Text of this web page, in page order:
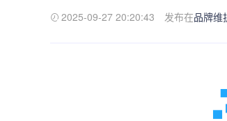
2025-09-27 20:20:43 发布在品牌维